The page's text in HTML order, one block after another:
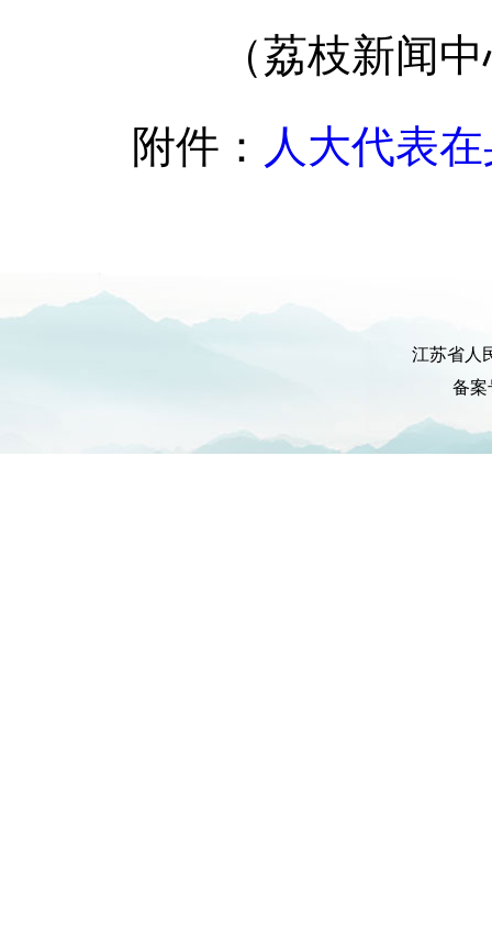
（荔枝新闻中
附件： 人大代表在
江苏省人
备案